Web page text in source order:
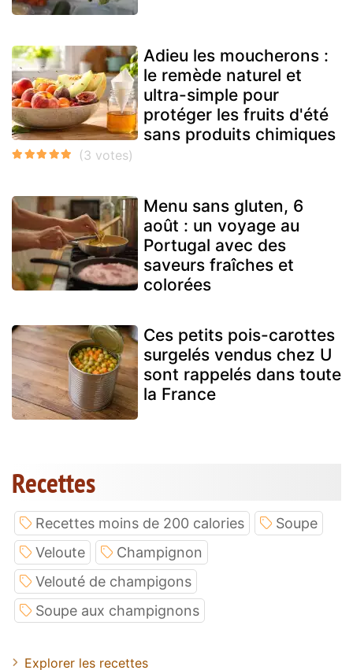
Adieu les moucherons :
le remède naturel et
ultra-simple pour
protéger les fruits d'été
sans produits chimiques
Menu sans gluten, 6
août : un voyage au
Portugal avec des
saveurs fraîches et
colorées
Ces petits pois-carottes
surgelés vendus chez U
sont rappelés dans toute
la France
Recettes
Recettes moins de 200 calories
Soupe
Veloute
Champignon
Velouté de champigons
Soupe aux champignons
Explorer les recettes